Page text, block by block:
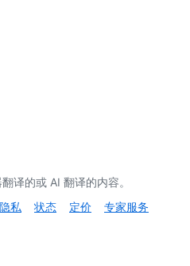
译的或 AI 翻译的内容。
隐私 状态 定价
专家服务